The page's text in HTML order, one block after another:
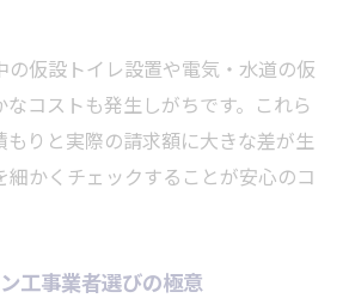
の仮設トイレ設置や電気・水道の仮
コストも発生しがちです。これら
もりと実際の請求額に大きな差が生
細かくチェックすることが安心のコ
工事業者選びの極意